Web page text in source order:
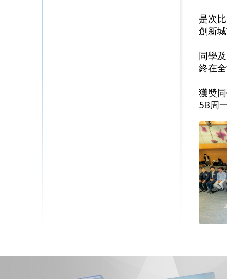
是次
創新
同學
終在
獲奬
5B周